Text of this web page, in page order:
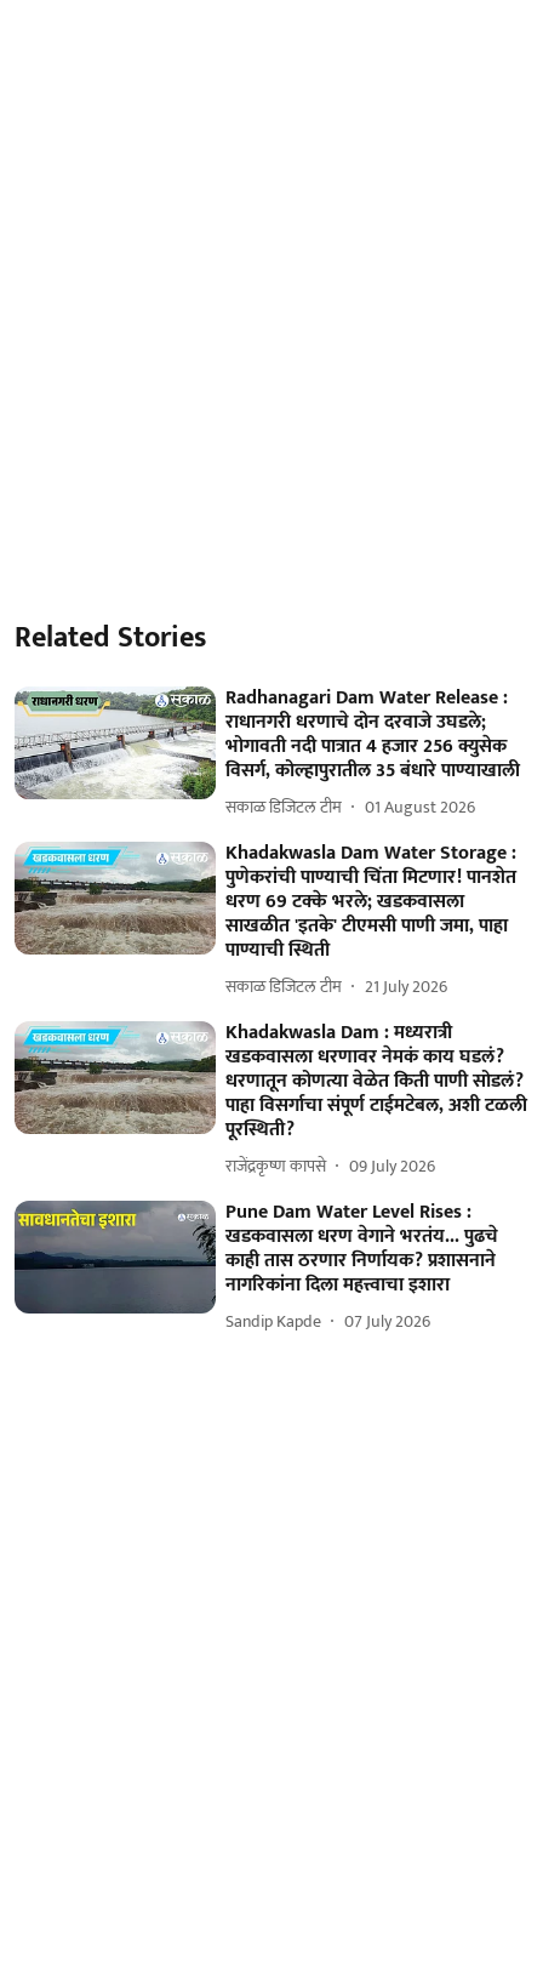
Related Stories
Radhanagari Dam Water Release :
राधानगरी धरणाचे दोन दरवाजे उघडले;
भोगावती नदी पात्रात 4 हजार 256 क्युसेक
विसर्ग, कोल्हापुरातील 35 बंधारे पाण्याखाली
सकाळ डिजिटल टीम 01 August 2026
Khadakwasla Dam Water Storage :
पुणेकरांची पाण्याची चिंता मिटणार! पानशेत
धरण 69 टक्के भरले; खडकवासला
साखळीत 'इतके' टीएमसी पाणी जमा, पाहा
पाण्याची स्थिती
सकाळ डिजिटल टीम 21 July 2026
Khadakwasla Dam : मध्यरात्री
खडकवासला धरणावर नेमकं काय घडलं?
धरणातून कोणत्या वेळेत किती पाणी सोडलं?
पाहा विसर्गाचा संपूर्ण टाईमटेबल, अशी टळली
पूरस्थिती?
राजेंद्रकृष्ण कापसे 09 July 2026
Pune Dam Water Level Rises :
खडकवासला धरण वेगाने भरतंय... पुढचे
काही तास ठरणार निर्णायक? प्रशासनाने
नागरिकांना दिला महत्त्वाचा इशारा
Sandip Kapde 07 July 2026